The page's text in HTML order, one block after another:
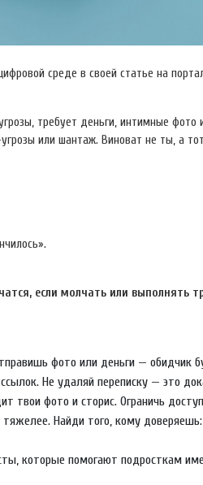
среде в своей статье на
требует деньги, интимные фото
или шантаж. Виноват не ты, а
если молчать или выполнять
фото или деньги — обидчик
Не удаляй переписку — это
твои фото и сторис. Ограничь
Найди того, кому
которые помогают подросткам